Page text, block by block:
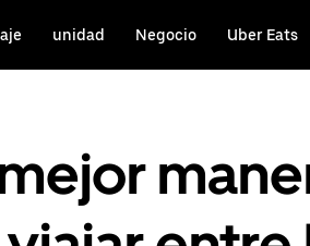
unidad Negocio Uber Eats